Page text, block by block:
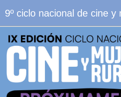
9º ciclo nacional de cine y